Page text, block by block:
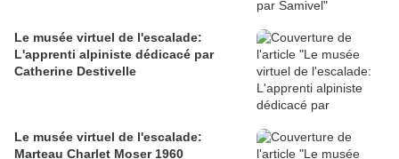
Le musée virtuel de l'escalade:
L'apprenti alpiniste dédicacé par
Catherine Destivelle
Le musée virtuel de l'escalade:
Marteau Charlet Moser 1960